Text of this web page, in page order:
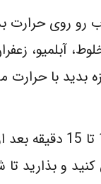
رو روی حرارت
آبلمیو،
بدید با حرارت
حدود 10 تا 15
و بذارید